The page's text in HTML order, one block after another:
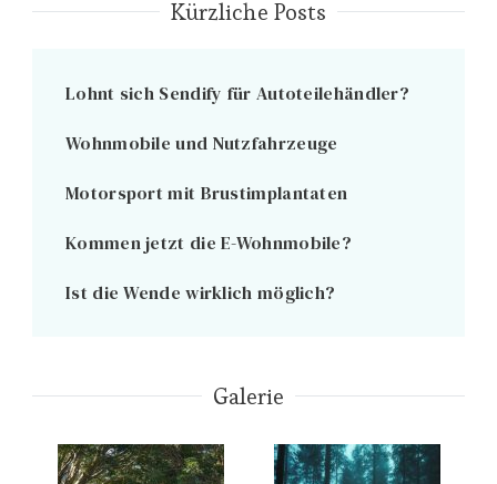
Kürzliche Posts
Lohnt sich Sendify für Autoteilehändler?
Wohnmobile und Nutzfahrzeuge
Motorsport mit Brustimplantaten
Kommen jetzt die E-Wohnmobile?
Ist die Wende wirklich möglich?
Galerie